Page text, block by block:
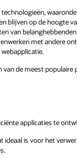
blijven op de hoogte
van
met andere
de meest
applicaties te
ideaal is voor het